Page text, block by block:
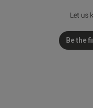
Let us
Be the